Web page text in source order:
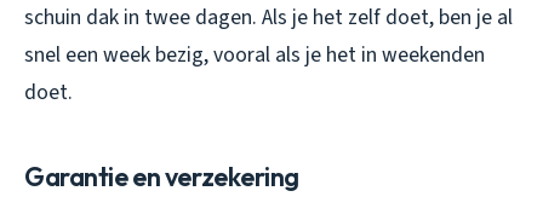
schuin dak in twee dagen. Als je het zelf doet, ben je al
snel een week bezig, vooral als je het in weekenden
doet.
Garantie en verzekering